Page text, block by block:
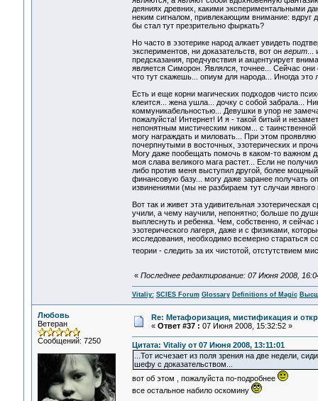
деяниях древних, какими экспериментальными
неким сигналом, привлекающим внимание: вдруг
бы стал тут презрительно фыркать?
Но часто в эзотерике народ алкает увидеть
экспериментов, ни доказательств, вот он верит...
предсказания, предчувствия и акцентуирует
является Симорон. Являлся, точнее... Сейчас они
что тут скажешь... опиум для народа... Иногда
Есть и еще корни магических подходов чисто
клеится... жена ушла... дочку с собой забрала...
коммуникабельностью... Девушки в упор не
пожалуйста! Интернет! И я - такой битый и
непонятным мистическим ником... с
могу награждать и миловать... При этом
почерпнутыми в восточных, эзотерических и
Могу даже пообещать помочь в каком-то важном
моя слава великого мага растет... Если не
либо против меня выступил другой, более
финансовую базу... могу даже заранее получать
извинениями (мы не разбираем тут случаи
Вот так и живет эта удивительная
учили, а чему научили, непонятно; больше по
выплеснуть и ребенка. Чем, собственно, я
эзотерического лагеря, даже и с физиками,
исследования, необходимо всемерно стараться
теории - следить за их чистотой, отстутствием
« Последнее редактирование: 07 Июня 2008,
Vitaliy: SCIES Forum Glossary Definitions of Magic
Любовь
Ветеран
Сообщений: 7250
Re: Метафоризация, мистификация и
« Ответ #37 : 07 Июня 2008, 15:32:52 »
Цитата: Vitaliy от 07 Июня 2008, 13:11:01
...Тот исчезает из поля зрения на две недели,
шефу с доказательством...
вот об этом , пожалуйста по-подробнее
все остальное набило оскомину